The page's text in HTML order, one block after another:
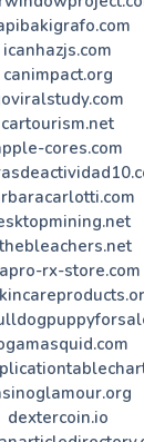
icanhazjs.com
canimpact.org
cartourism.net
cores.com
rx-store.com
dextercoin.io